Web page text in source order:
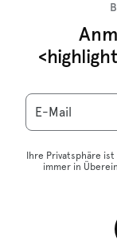
E-Mail
Ihre Privatsphäre
immer in